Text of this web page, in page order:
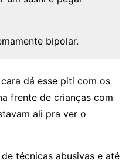
bipolar.
dá esse piti com os
frente de crianças com
ali pra ver o
técnicas abusivas e até